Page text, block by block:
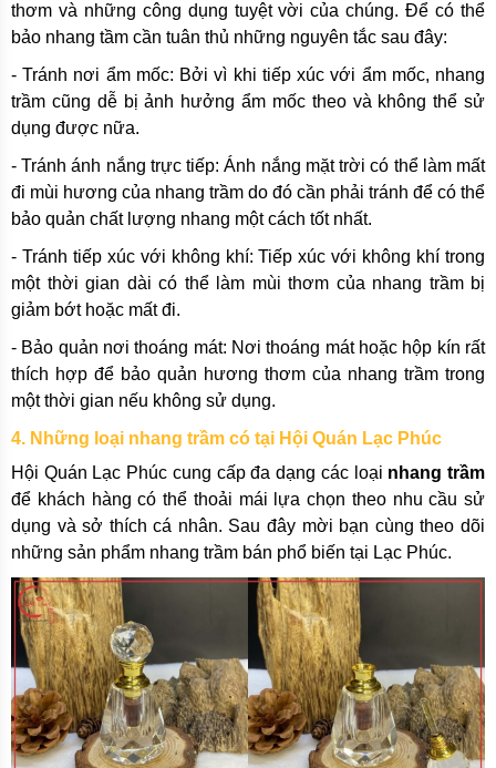
thơm và những công dụng tuyệt vời của chúng. Để có thể
bảo nhang tầm cần tuân thủ những nguyên tắc sau đây:
- Tránh nơi ẩm mốc: Bởi vì khi tiếp xúc với ẩm mốc, nhang
trầm cũng dễ bị ảnh hưởng ẩm mốc theo và không thể sử
dụng được nữa.
- Tránh ánh nắng trực tiếp: Ánh nắng mặt trời có thể làm mất
đi mùi hương của nhang trầm do đó cần phải tránh để có thể
bảo quản chất lượng nhang một cách tốt nhất.
- Tránh tiếp xúc với không khí: Tiếp xúc với không khí trong
một thời gian dài có thể làm mùi thơm của nhang trầm bị
giảm bớt hoặc mất đi.
- Bảo quản nơi thoáng mát: Nơi thoáng mát hoặc hộp kín rất
thích hợp để bảo quản hương thơm của nhang trầm trong
một thời gian nếu không sử dụng.
4. Những loại nhang trầm có tại Hội Quán Lạc Phúc
Hội Quán Lạc Phúc cung cấp đa dạng các loại nhang trầm
để khách hàng có thể thoải mái lựa chọn theo nhu cầu sử
dụng và sở thích cá nhân. Sau đây mời bạn cùng theo dõi
những sản phẩm nhang trầm bán phổ biến tại Lạc Phúc.